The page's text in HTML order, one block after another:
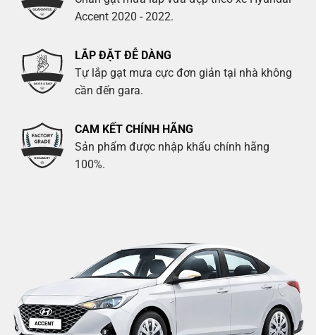
Accent 2020 - 2022.
LẮP ĐẶT ĐỄ DÀNG
Tự lắp gạt mưa cực đơn giản tại nhà không
cần đến gara.
CAM KẾT CHÍNH HÃNG
Sản phẩm được nhập khẩu chính hãng
100%.